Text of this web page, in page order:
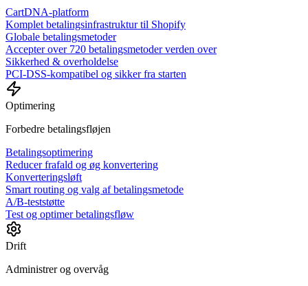
CartDNA-platform
Komplet betalingsinfrastruktur til Shopify
Globale betalingsmetoder
Accepter over 720 betalingsmetoder verden over
Sikkerhed & overholdelse
PCI-DSS-kompatibel og sikker fra starten
Optimering
Forbedre betalingsfløjen
Betalingsoptimering
Reducer frafald og øg konvertering
Konverteringsløft
Smart routing og valg af betalingsmetode
A/B-teststøtte
Test og optimer betalingsfløw
Drift
Administrer og overvåg